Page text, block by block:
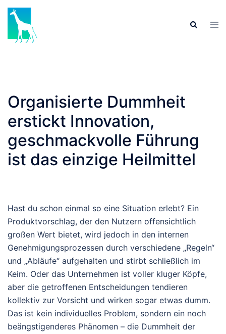
Skip
content
Search
Organisierte Dummheit
erstickt Innovation,
geschmackvolle Führung
ist das einzige Heilmittel
Hast du schon einmal so eine Situation erlebt? Ein
Produktvorschlag, der den Nutzern offensichtlich
großen Wert bietet, wird jedoch in den internen
Genehmigungsprozessen durch verschiedene „Regeln“
und „Abläufe“ aufgehalten und stirbt schließlich im
Keim. Oder das Unternehmen ist voller kluger Köpfe,
aber die getroffenen Entscheidungen tendieren
kollektiv zur Vorsicht und wirken sogar etwas dumm.
Das ist kein individuelles Problem, sondern ein noch
beängstigenderes Phänomen – die Dummheit der